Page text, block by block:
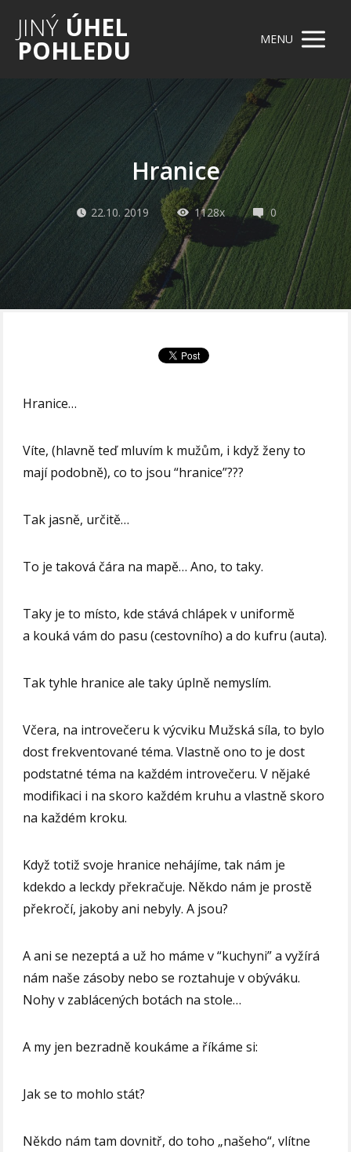
JINÝ ÚHEL
POHLEDU MENU
Hranice
22.10. 2019 1128x 0
Hranice…
Víte, (hlavně teď mluvím k mužům, i když ženy to
mají podobně), co to jsou “hranice”???
Tak jasně, určitě…
To je taková čára na mapě… Ano, to taky.
Taky je to místo, kde stává chlápek v uniformě
a kouká vám do pasu (cestovního) a do kufru (auta).
Tak tyhle hranice ale taky úplně nemyslím.
Včera, na introvečeru k výcviku Mužská síla, to bylo
dost frekventované téma. Vlastně ono to je dost
podstatné téma na každém introvečeru. V nějaké
modifikaci i na skoro každém kruhu a vlastně skoro
na každém kroku.
Když totiž svoje hranice nehájíme, tak nám je
kdekdo a leckdy překračuje. Někdo nám je prostě
překročí, jakoby ani nebyly. A jsou?
A ani se nezeptá a už ho máme v “kuchyni” a vyžírá
nám naše zásoby nebo se roztahuje v obýváku.
Nohy v zablácených botách na stole…
A my jen bezradně koukáme a říkáme si:
Jak se to mohlo stát?
Někdo nám tam dovnitř, do toho „našeho“, vlítne